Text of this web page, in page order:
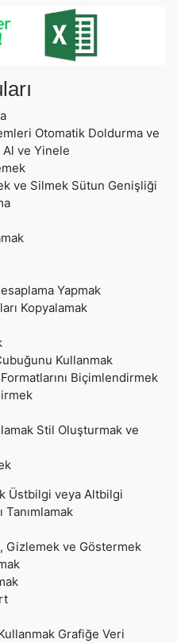
Otomatik Doldurma ve
Al ve Yinele
ve Silmek Sütun Genişliği
Yapmak
Kopyalamak
Kullanmak
Biçimlendirmek
Stil Oluşturmak ve
Üstbilgi veya Altbilgi
Tanımlamak
, Gizlemek ve Göstermek
Grafiğe Veri